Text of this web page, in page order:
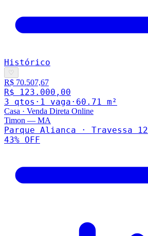
Histórico
♡
R$ 70.507,67
R$ 123.000,00
3 qtos · 1 vaga · 60.71 m²
Casa · Venda Direta Online
Timon — MA
Parque Alianca · Travessa 12
43% OFF